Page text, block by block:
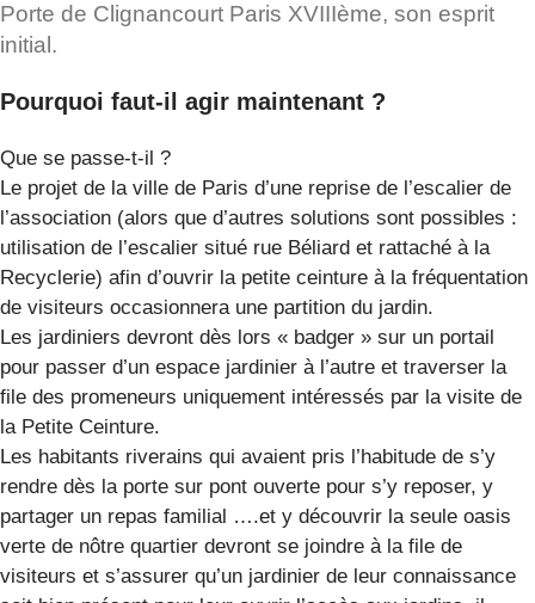
Porte de Clignancourt Paris XVIIIème, son esprit
initial.
Pourquoi faut-il agir maintenant ?
Que se passe-t-il ?
Le projet de la ville de Paris d’une reprise de l’escalier de
l’association (alors que d’autres solutions sont possibles :
utilisation de l’escalier situé rue Béliard et rattaché à la
Recyclerie) afin d’ouvrir la petite ceinture à la fréquentation
de visiteurs occasionnera une partition du jardin.
Les jardiniers devront dès lors « badger » sur un portail
pour passer d’un espace jardinier à l’autre et traverser la
file des promeneurs uniquement intéressés par la visite de
la Petite Ceinture.
Les habitants riverains qui avaient pris l’habitude de s’y
rendre dès la porte sur pont ouverte pour s’y reposer, y
partager un repas familial ….et y découvrir la seule oasis
verte de nôtre quartier devront se joindre à la file de
visiteurs et s’assurer qu’un jardinier de leur connaissance